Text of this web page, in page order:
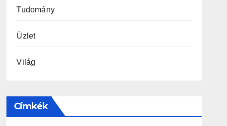
Tudomány
Üzlet
Világ
Címkék